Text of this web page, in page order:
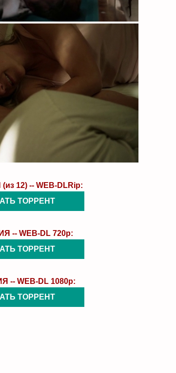
12) -- WEB-DLRip:
ТОРРЕНТ
-- WEB-DL 720p:
ТОРРЕНТ
-- WEB-DL 1080p:
ТОРРЕНТ